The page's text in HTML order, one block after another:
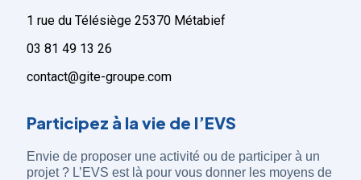
1 rue du Télésiège 25370 Métabief
03 81 49 13 26
contact@gite-groupe.com
Participez à la vie de l’EVS
Envie de proposer une activité ou de participer à un
projet ? L’EVS est là pour vous donner les moyens de